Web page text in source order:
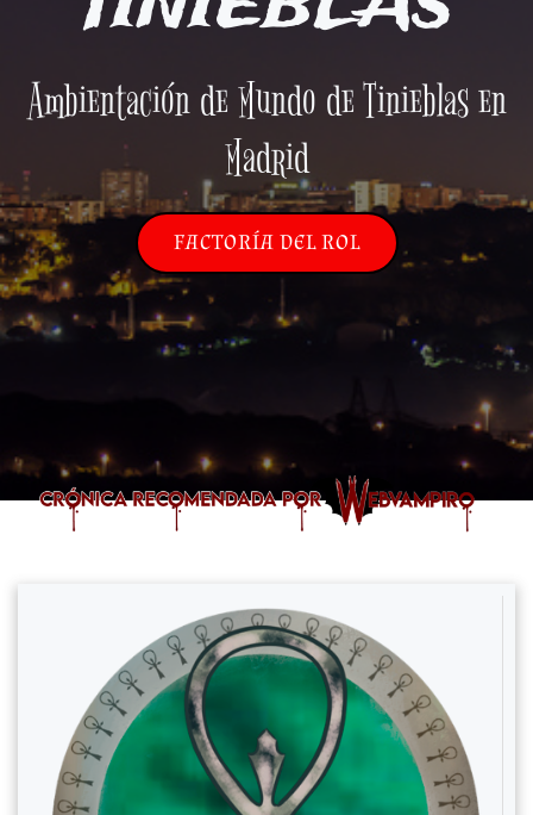
Ambientación de Mundo de Tinieblas en
Madrid
FACTORÍA DEL ROL